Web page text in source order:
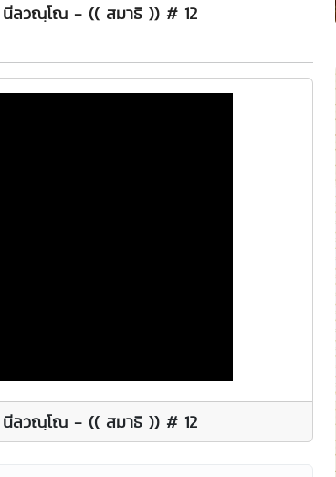
ลวณฺโณ - (( สมาธิ )) # 12
ลวณฺโณ - (( สมาธิ )) # 12